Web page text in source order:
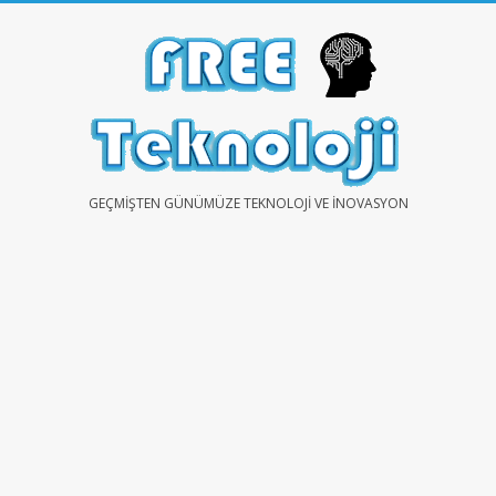
FREEGEÇMIŞTEN GÜNÜMÜZE TEKNOLOJI VE İNOVASYON